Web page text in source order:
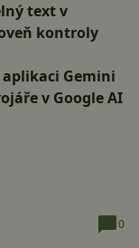
text v
kontroly
Gemini
v Google AI
0